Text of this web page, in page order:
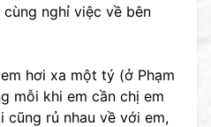
nghỉ việc về bên
hơi xa một tý (ở Phạm
mỗi khi em cần chị em
cũng rủ nhau về với em,